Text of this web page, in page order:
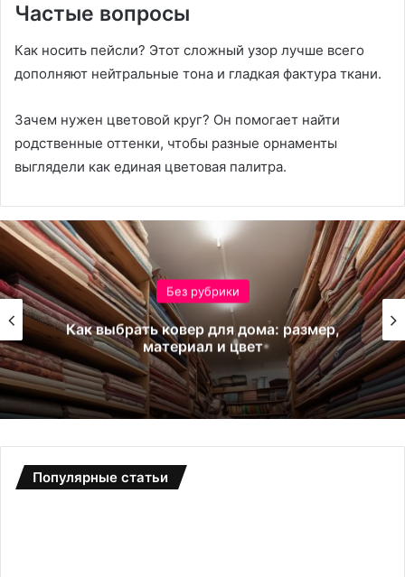
Частые вопросы
Как носить пейсли? Этот сложный узор лучше всего
дополняют нейтральные тона и гладкая фактура ткани.
Зачем нужен цветовой круг? Он помогает найти
родственные оттенки, чтобы разные орнаменты
выглядели как единая цветовая палитра.
Без рубрики
Как выбрать ковер для дома: размер,
материал и цвет
Популярные статьи